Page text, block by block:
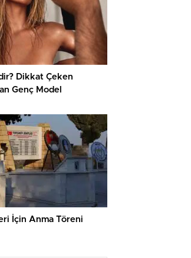
Dikkat Çeken
Genç Model
İçin Anma Töreni